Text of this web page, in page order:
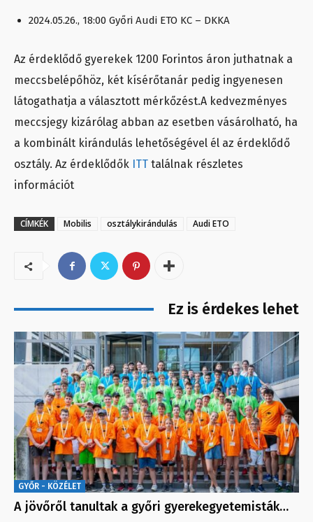
2024.05.26., 18:00 Győri Audi ETO KC – DKKA
Az érdeklődő gyerekek 1200 Forintos áron juthatnak a
meccsbelépőhöz, két kísérőtanár pedig ingyenesen
látogathatja a választott mérkőzést.A kedvezményes
meccsjegy kizárólag abban az esetben vásárolható, ha
a kombinált kirándulás lehetőségével él az érdeklődő
osztály. Az érdeklődők ITT találnak részletes
információt
CÍMKÉK Mobilis osztálykirándulás Audi ETO
Ez is érdekes lehet
GYŐR - KÖZÉLET
A jövőről tanultak a győri gyerekegyetemisták…